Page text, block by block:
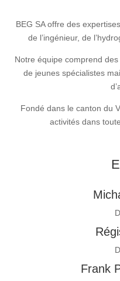
BEG SA offre des
de l’ingénieur, de
Notre équipe comprend
de jeunes spécialistes
Fondé dans le canton du
activités dans
Frank